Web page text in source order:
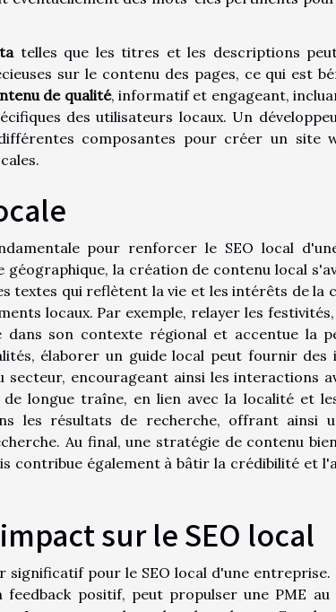
telles que les titres et les descriptions
sur le contenu des pages, ce qui est
de qualité, informatif et engageant,
des utilisateurs locaux. Un
composantes pour créer un site
pour renforcer le SEO local
géographique, la création de contenu local
textes qui reflètent la vie et les intérêts de la
locaux. Par exemple, relayer les
son contexte régional et accentue la
élaborer un guide local peut fournir des
encourageant ainsi les interactions
longue traîne, en lien avec la localité et
les résultats de recherche, offrant ainsi
Au final, une stratégie de contenu
contribue également à bâtir la crédibilité et
sur le SEO local
significatif pour le SEO local d'une entreprise.
positif, peut propulser une PME au